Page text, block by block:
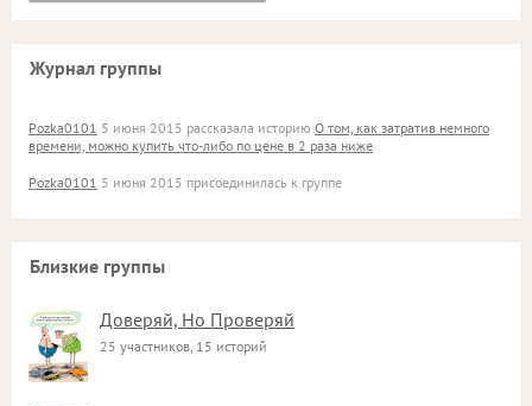
Журнал группы
Pozka0101 5 июня 2015 рассказала историю О том, как затратив немного
времени, можно купить что-либо по цене в 2 раза ниже
Pozka0101 5 июня 2015 присоединилась к группе
Близкие группы
Доверяй, Но Проверяй
25 участников, 15 историй